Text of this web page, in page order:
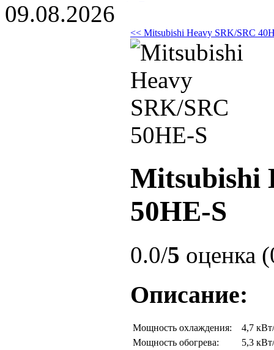
09.08.2026
<< Mitsubishi Heavy SRK/SRC
Mitsubishi
50HE-S
0.0/5 оценка
Описание:
Мощность охлаждения:
4,7
Мощность обогрева:
5,3